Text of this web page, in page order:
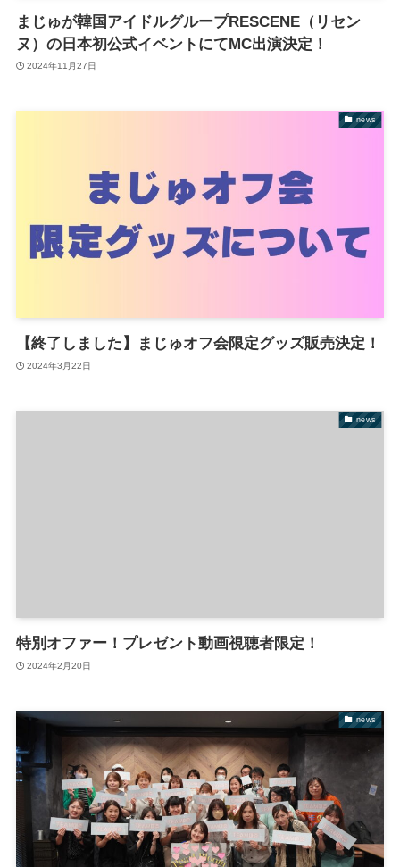
まじゅが韓国アイドルグループRESCENE（リセン
ヌ）の日本初公式イベントにてMC出演決定！
2024年11月27日
news
【終了しました】まじゅオフ会限定グッズ販売決定！
2024年3月22日
news
特別オファー！プレゼント動画視聴者限定！
2024年2月20日
news